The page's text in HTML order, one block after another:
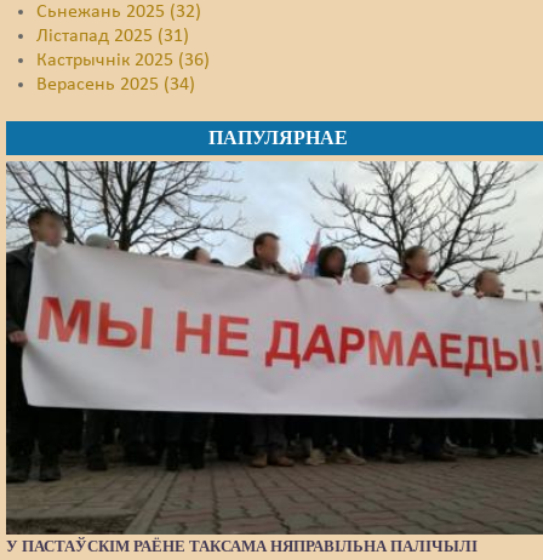
Сьнежань 2025 (32)
Лістапад 2025 (31)
Кастрычнік 2025 (36)
Верасень 2025 (34)
ПАПУЛЯРНАЕ
У ПАСТАЎСКІМ РАЁНЕ ТАКСАМА НЯПРАВІЛЬНА ПАЛІЧЫЛІ